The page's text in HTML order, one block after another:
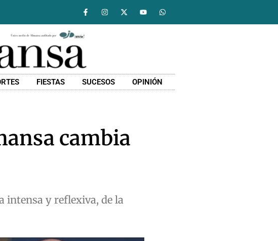
FIESTAS SUCESOS OPINIÓN
cambia
intensa y reflexiva, de la